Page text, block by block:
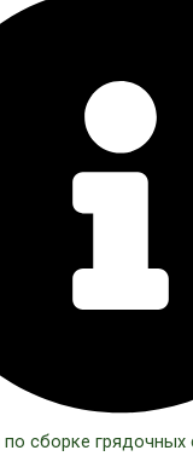
по сборке грядочных